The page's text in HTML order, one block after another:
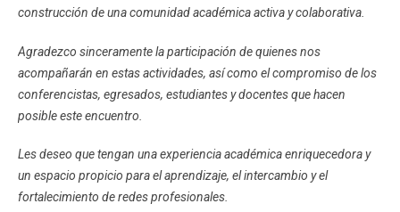
construcción de una comunidad académica activa y colaborativa.
Agradezco sinceramente la participación de quienes nos
acompañarán en estas actividades, así como el compromiso de los
conferencistas, egresados, estudiantes y docentes que hacen
posible este encuentro.
Les deseo que tengan una experiencia académica enriquecedora y
un espacio propicio para el aprendizaje, el intercambio y el
fortalecimiento de redes profesionales.